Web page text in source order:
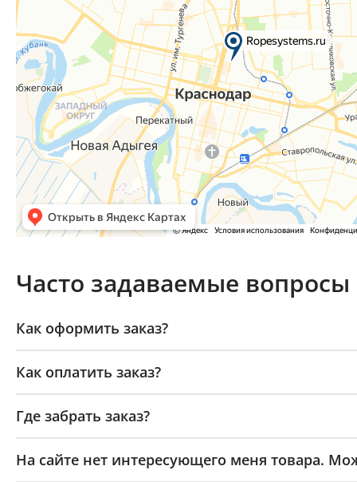
Часто задаваемые вопросы
Как оформить заказ?
Как оплатить заказ?
Где забрать заказ?
На сайте нет интересующего меня товара.